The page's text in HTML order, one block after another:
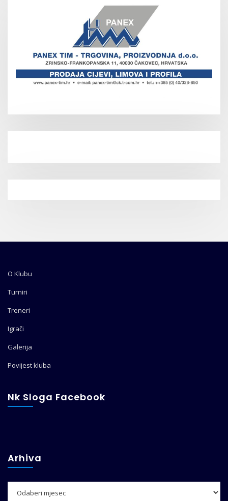
O Klubu
Turniri
Treneri
Igrači
Galerija
Povijest kluba
Nk Sloga Facebook
Arhiva